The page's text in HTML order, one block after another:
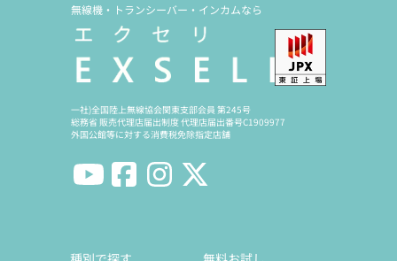
無線機・トランシーバー・インカムなら
一社)全国陸上無線協会関東支部会員 第245号
総務省 販売代理店届出制度 代理店届出番号C1909977
外国公館等に対する消費税免除指定店舗